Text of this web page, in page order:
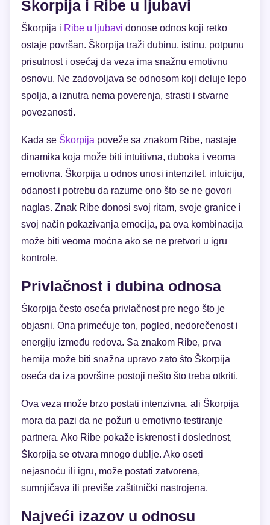
Škorpija i Ribe u ljubavi
Škorpija i Ribe u ljubavi donose odnos koji retko
ostaje površan. Škorpija traži dubinu, istinu, potpunu
prisutnost i osećaj da veza ima snažnu emotivnu
osnovu. Ne zadovoljava se odnosom koji deluje lepo
spolja, a iznutra nema poverenja, strasti i stvarne
povezanosti.
Kada se Škorpija poveže sa znakom Ribe, nastaje
dinamika koja može biti intuitivna, duboka i veoma
emotivna. Škorpija u odnos unosi intenzitet, intuiciju,
odanost i potrebu da razume ono što se ne govori
naglas. Znak Ribe donosi svoj ritam, svoje granice i
svoj način pokazivanja emocija, pa ova kombinacija
može biti veoma moćna ako se ne pretvori u igru
kontrole.
Privlačnost i dubina odnosa
Škorpija često oseća privlačnost pre nego što je
objasni. Ona primećuje ton, pogled, nedorečenost i
energiju između redova. Sa znakom Ribe, prva
hemija može biti snažna upravo zato što Škorpija
oseća da iza površine postoji nešto što treba otkriti.
Ova veza može brzo postati intenzivna, ali Škorpija
mora da pazi da ne požuri u emotivno testiranje
partnera. Ako Ribe pokaže iskrenost i doslednost,
Škorpija se otvara mnogo dublje. Ako oseti
nejasnoću ili igru, može postati zatvorena,
sumnjičava ili previše zaštitnički nastrojena.
Najveći izazov u odnosu